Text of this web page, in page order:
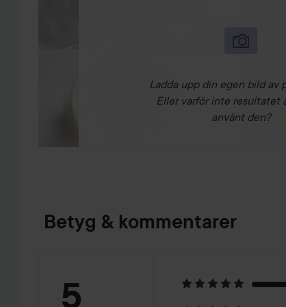
Ladda upp din egen bild av
Eller varför inte resultatet
använt den?
Betyg & kommentarer
Betyg:
5